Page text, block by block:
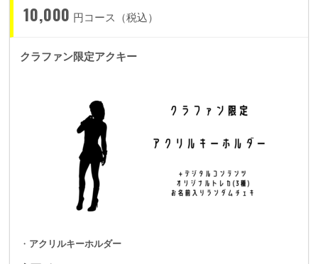
10,000 円コース（税込）
クラファン限定アクキー
・ アクリルキーホルダー